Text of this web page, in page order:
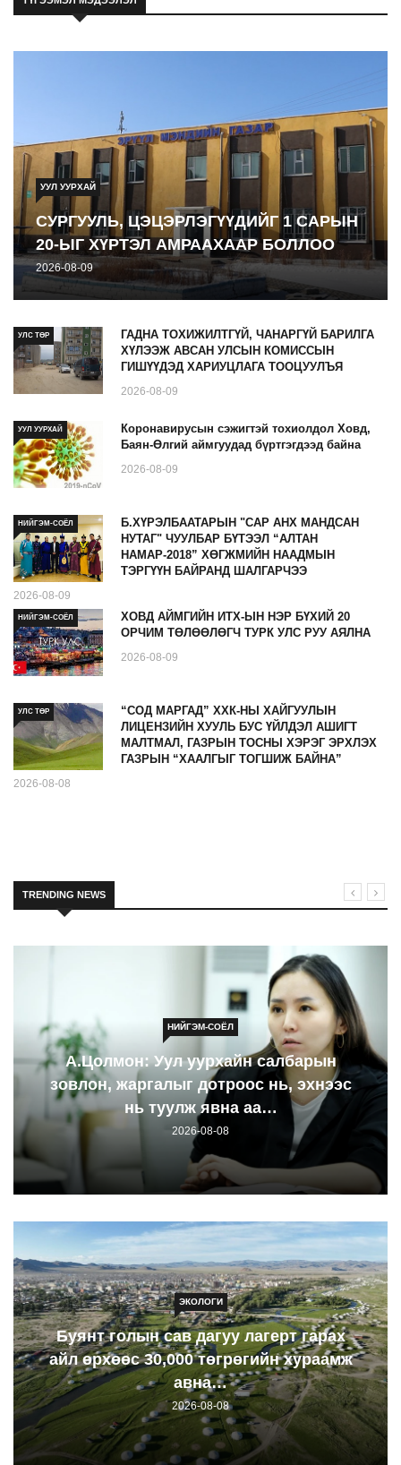
2026-08-09
УУЛ УУРХАЙ
СУРГУУЛЬ, ЦЭЦЭРЛЭГҮҮДИЙГ 1 САРЫН
20-ЫГ ХҮРТЭЛ АМРААХААР БОЛЛОО
2026-08-09
УЛС ТӨР
ГАДНА ТОХИЖИЛТГҮЙ, ЧАНАРГҮЙ БАРИЛГА
ХҮЛЭЭЖ АВСАН УЛСЫН КОМИССЫН
ГИШҮҮДЭД ХАРИУЦЛАГА ТООЦУУЛЪЯ
2026-08-09
УУЛ УУРХАЙ
Коронавирусын сэжигтэй тохиолдол Ховд,
Баян-Өлгий аймгуудад бүртгэгдээд байна
2026-08-09
НИЙГЭМ-СОЁЛ
Б.ХҮРЭЛБААТАРЫН "САР АНХ МАНДСАН
НУТАГ" ЧУУЛБАР БҮТЭЭЛ “АЛТАН
НАМАР-2018” ХӨГЖМИЙН НААДМЫН
ТЭРГҮҮН БАЙРАНД ШАЛГАРЧЭЭ
2026-08-09
НИЙГЭМ-СОЁЛ
ХОВД АЙМГИЙН ИТХ-ЫН НЭР БҮХИЙ 20
ОРЧИМ ТӨЛӨӨЛӨГЧ ТУРК УЛС РУУ АЯЛНА
2026-08-09
УЛС ТӨР
“СОД МАРГАД” ХХК-НЫ ХАЙГУУЛЫН
ЛИЦЕНЗИЙН ХУУЛЬ БУС ҮЙЛДЭЛ АШИГТ
МАЛТМАЛ, ГАЗРЫН ТОСНЫ ХЭРЭГ ЭРХЛЭХ
ГАЗРЫН “ХААЛГЫГ ТОГШИЖ БАЙНА”
2026-08-08
TRENDING NEWS
НИЙГЭМ-СОЁЛ
А.Цолмон: Уул уурхайн салбарын
зовлон, жаргалыг дотроос нь, эхнээс
нь туулж явна аа…
2026-08-08
ЭКОЛОГИ
Буянт голын сав дагуу лагерт гарах
айл өрхөөс 30,000 төгрөгийн хураамж
авна…
2026-08-08